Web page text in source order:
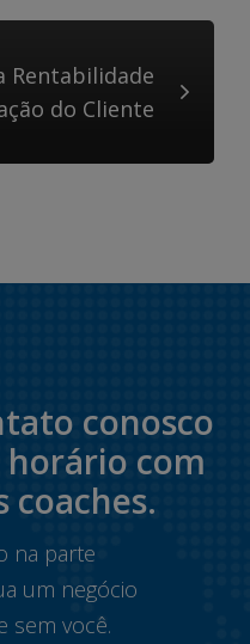
Rentabilidade
do Cliente
conosco
horário com
coaches.
na parte
um negócio
sem você.